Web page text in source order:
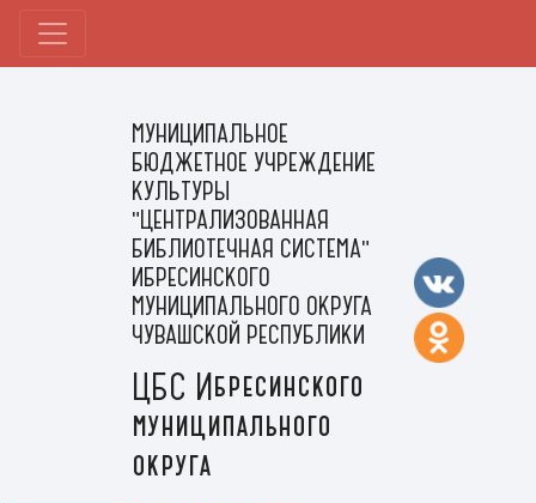
МУНИЦИПАЛЬНОЕ
БЮДЖЕТНОЕ УЧРЕЖДЕНИЕ
КУЛЬТУРЫ
"ЦЕНТРАЛИЗОВАННАЯ
БИБЛИОТЕЧНАЯ СИСТЕМА"
ИБРЕСИНСКОГО
МУНИЦИПАЛЬНОГО ОКРУГА
ЧУВАШСКОЙ РЕСПУБЛИКИ
ЦБС Ибресинского
муниципального
округа